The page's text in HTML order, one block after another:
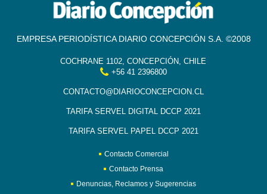
EMPRESA PERIODÍSTICA DIARIO CONCEPCIÓN S.A. ©2008
COCHRANE 1102, CONCEPCIÓN, CHILE
+56 41 2396800
CONTACTO@DIARIOCONCEPCION.CL
TARIFA SERVEL DIGITAL DCCP 2021
TARIFA SERVEL PAPEL DCCP 2021
Contacto Comercial
Contacto Prensa
Denuncias, Reclamos y Sugerencias